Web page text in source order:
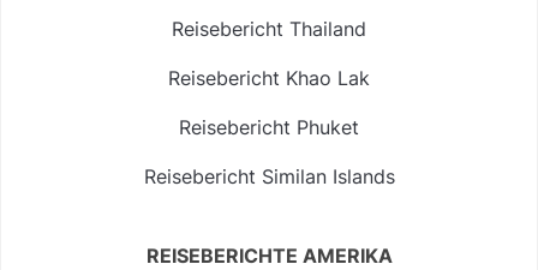
Reisebericht Thailand
Reisebericht Khao Lak
Reisebericht Phuket
Reisebericht Similan Islands
REISEBERICHTE AMERIKA